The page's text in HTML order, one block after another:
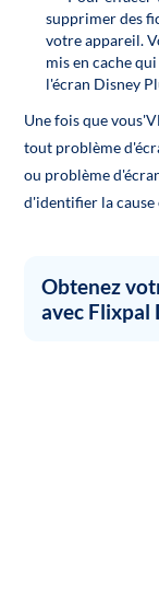
supprimer des
votre appareil.
mis en cache
l'écran Disney
Une fois que
tout problème
ou problème
d'identifier la cause
Obtenez
avec Flixpal